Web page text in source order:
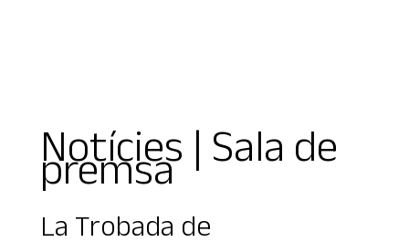
Notícies | Sala de
premsa
La Trobada de